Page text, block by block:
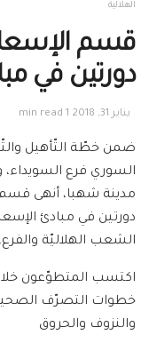
الهلالية
قسم
دورتين في
يناير 31, 2018 1 min read
ضمن خطّة التّأهيل
السوري فرع
الشعب الهلاليّة والفرع.
اكتسب المتطوّعون
خطوات التصرّف
والنزوف والحروق